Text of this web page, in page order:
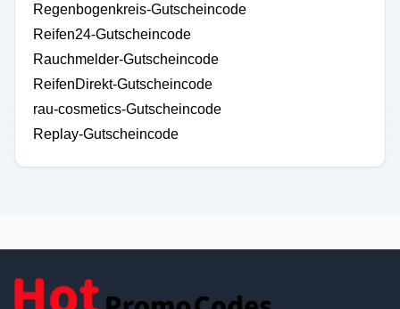
Regenbogenkreis-Gutscheincode
Reifen24-Gutscheincode
Rauchmelder-Gutscheincode
ReifenDirekt-Gutscheincode
rau-cosmetics-Gutscheincode
Replay-Gutscheincode